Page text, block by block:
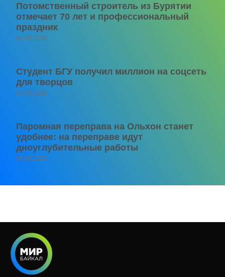
Потомственный строитель из Бурятии
отмечает 70 лет и профессиональный
праздник
06.08.2026
Студент БГУ получил миллион на соцсеть
для творцов
06.08.2026
Паромная переправа на Ольхон станет
удобнее: на переправе идут
дноуглубительные работы
06.08.2026